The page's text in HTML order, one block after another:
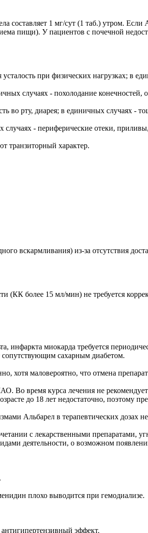
составляет 1 мг/сут (1 таб.) утром.
пищи). У пациентов с почечной
при физических нагрузках; в
случаях - похолодание конечностей,
во рту, диарея; в единичных случаях -
- периферические отеки,
транзиторный характер.
вскармливания) из-за отсутствия
(КК более 15 мл/мин) не требуется
инфаркта миокарда требуется
сахарным диабетом.
хотя маловероятно, что отмена
Во время курса лечения не
до 18 лет недостаточно, поэтому
Альбарел в терапевтических дозах
с лекарственными препаратами,
деятельности, о возможном
плохо выводится при гемодиализе.
эффект.